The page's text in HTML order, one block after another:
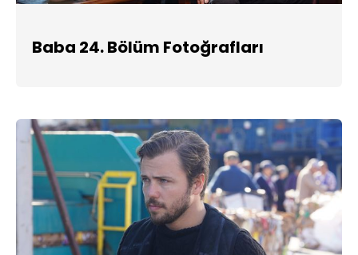
Baba 24. Bölüm Fotoğrafları